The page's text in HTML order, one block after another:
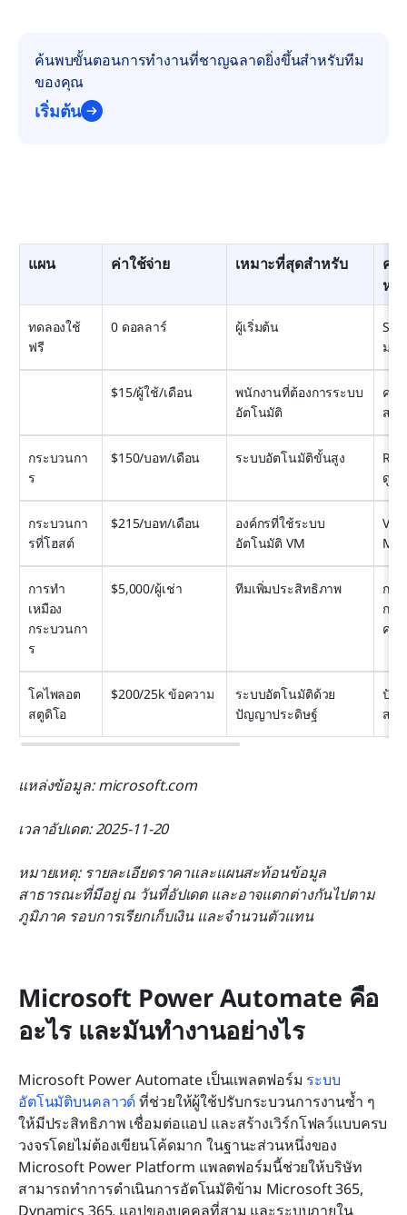
ค้นพบขั้นตอนการทำงานที่ชาญฉลาดยิ่งขึ้นสำหรับทีม
ของคุณ
เริ่มต้น
แผน ค่าใช้จ่าย เหมาะที่สุดสำหรับ
คว
หลั
ทดลองใช้
ฟรี
0 ดอลลาร์ ผู้เริ่มต้น
มา
$15/ผู้ใช้/เดือน
พนักงานที่ต้องการระบบ
อัตโนมัติ
คล
สก์
กระบวนกา
ร
$150/บอท/เดือน ระบบอัตโนมัติขั้นสูง
ดูแล
กระบวนกา
รที่โฮสต์
$215/บอท/เดือน
องค์กรที่ใช้ระบบ
อัตโนมัติ VM
VM
การทำ
เหมือง
กระบวนกา
ร
$5,000/ผู้เช่า ทีมเพิ่มประสิทธิภาพ
กา
กร
คร
โคไพลอต
สตูดิโอ
$200/25k ข้อความ
ระบบอัตโนมัติด้วย
ปัญญาประดิษฐ์
ปัญ
สน
แหล่งข้อมูล: microsoft.com
เวลาอัปเดต: 2025-11-20
หมายเหตุ: รายละเอียดราคาและแผนสะท้อนข้อมูล
สาธารณะที่มีอยู่ ณ วันที่อัปเดต และอาจแตกต่างกันไปตาม
ภูมิภาค รอบการเรียกเก็บเงิน และจำนวนตัวแทน
Microsoft Power Automate คือ
อะไร และมันทำงานอย่างไร
Microsoft Power Automate เป็นแพลตฟอร์ม ระบบ
อัตโนมัติบนคลาวด์ ที่ช่วยให้ผู้ใช้ปรับกระบวนการงานซ้ำ ๆ
ให้มีประสิทธิภาพ เชื่อมต่อแอป และสร้างเวิร์กโฟลว์แบบครบ
วงจรโดยไม่ต้องเขียนโค้ดมาก ในฐานะส่วนหนึ่งของ
Microsoft Power Platform แพลตฟอร์มนี้ช่วยให้บริษัท
สามารถทำการดำเนินการอัตโนมัติข้าม Microsoft 365,
Dynamics 365, แอปของบุคคลที่สาม และระบบภายใน